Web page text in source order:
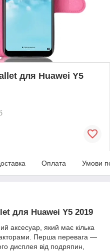
для Huawei Y5
Оплата Умови
для Huawei Y5 2019
аксесуар, який має кілька
Перша перевага ―
дисплея від подряпин,